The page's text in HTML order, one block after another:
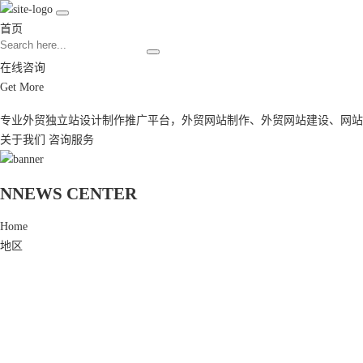
首页
在线咨询
Get More
专业外贸独立站设计制作推广平台， 外贸网站制作、 外贸网站建设、 网
关于我们
咨询服务
NNEWS CENTER
Home
地区